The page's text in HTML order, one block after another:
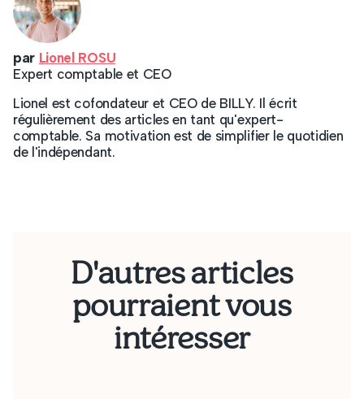
par Lionel ROSU
Expert comptable et CEO
Lionel est cofondateur et CEO de BILLY. Il écrit
régulièrement des articles en tant qu'expert-
comptable. Sa motivation est de simplifier le quotidien
de l'indépendant.
D'autres articles
pourraient vous
intéresser